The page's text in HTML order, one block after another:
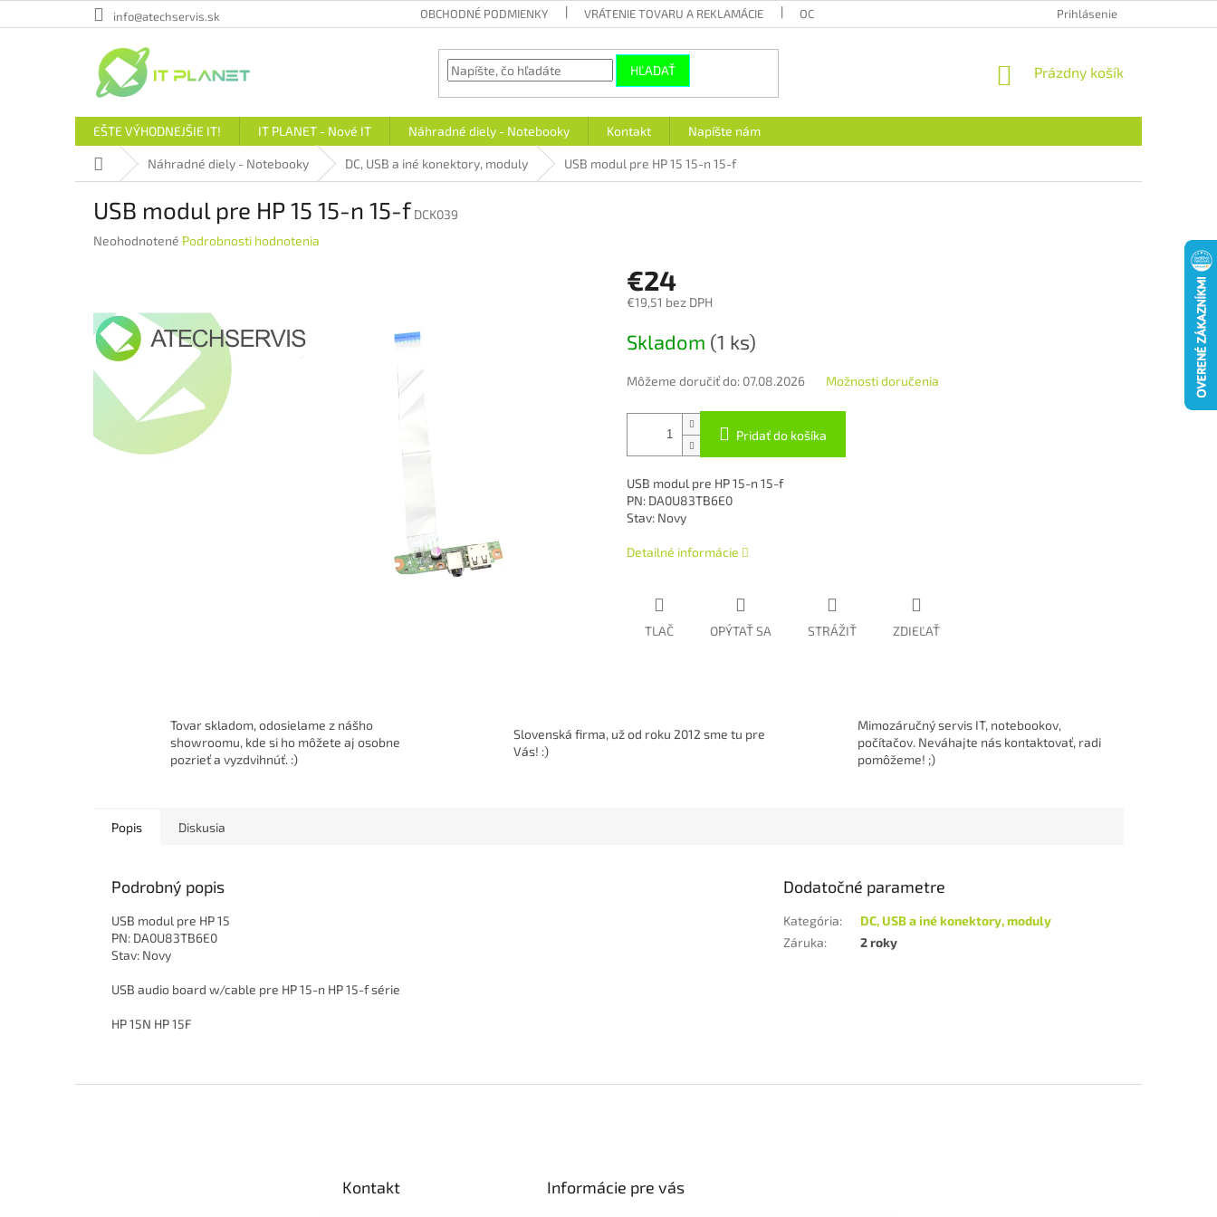
na
info@atechservis.sk OBCHODNÉ PODMIENKY VRÁTENIE TOVARU A REKLAMÁCIE OCHRANA OSOBNÝCH ÚDAJOV HODNOTENIE OBCHODU
Prihlásenie
HĽADAŤ
NÁKUPNÝ
Prázdny košík
EŠTE VÝHODNEJŠIE IT! IT PLANET - Nové IT Náhradné diely - Notebooky Kontakt Napíšte nám
DomovNáhradné diely - Notebooky DC, USB a iné konektory, moduly USB modul pre HP 15 15-n 15-f
USB modul pre HP 15 15-n 15-f DCK039
Priemerné
0,0
z
5
hviezdičiek.
Neohodnotené Podrobnosti hodnotenia
€24
€19,51 bez DPH
cena:
Skladom (1 ks)
Môžeme doručiť do: 07.08.2026 Možnosti doručenia
Pridať do košíka
USB modul pre HP 15-n 15-f
PN: DA0U83TB6E0
Stav: Novy
Detailné informácie
TLAČ OPÝTAŤ SA STRÁŽIŤ ZDIEĽAŤ
Tovar skladom, odosielame z nášho
showroomu, kde si ho môžete aj osobne
pozrieť a vyzdvihnúť. :)
Slovenská firma, už od roku 2012 sme tu pre
Vás! :)
Mimozáručný servis IT, notebookov,
počítačov. Neváhajte nás kontaktovať, radi
pomôžeme! ;)
Popis Diskusia
Podrobný popis
USB modul pre HP 15
PN: DA0U83TB6E0
Stav: Novy
USB audio board w/cable pre HP 15-n HP 15-f série
HP 15N HP 15F
Dodatočné parametre
Kategória:
DC, USB a iné konektory, moduly
Záruka: 2 roky
Kontakt Informácie pre vás